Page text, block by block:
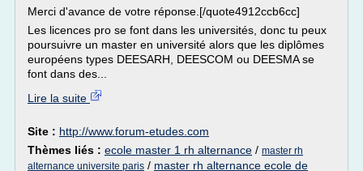
Merci d'avance de votre réponse.[/quote4912ccb6cc]
Les licences pro se font dans les universités, donc tu peux
poursuivre un master en université alors que les diplômes
européens types DEESARH, DEESCOM ou DEESMA se
font dans des...
Lire la suite
Site : http://www.forum-etudes.com
Thèmes liés : ecole master 1 rh alternance / master rh
alternance universite paris / master rh alternance ecole de